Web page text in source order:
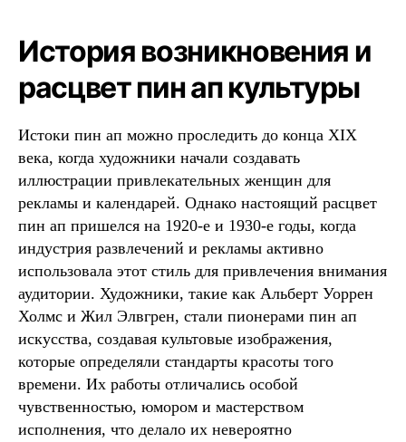
История возникновения и
расцвет пин ап культуры
Истоки пин ап можно проследить до конца XIX
века, когда художники начали создавать
иллюстрации привлекательных женщин для
рекламы и календарей. Однако настоящий расцвет
пин ап пришелся на 1920-е и 1930-е годы, когда
индустрия развлечений и рекламы активно
использовала этот стиль для привлечения внимания
аудитории. Художники, такие как Альберт Уоррен
Холмс и Жил Элвгрен, стали пионерами пин ап
искусства, создавая культовые изображения,
которые определяли стандарты красоты того
времени. Их работы отличались особой
чувственностью, юмором и мастерством
исполнения, что делало их невероятно